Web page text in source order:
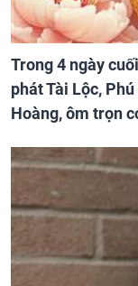
Trong 4 ngày
phát Tài Lộc,
Hoàng, ôm trọn